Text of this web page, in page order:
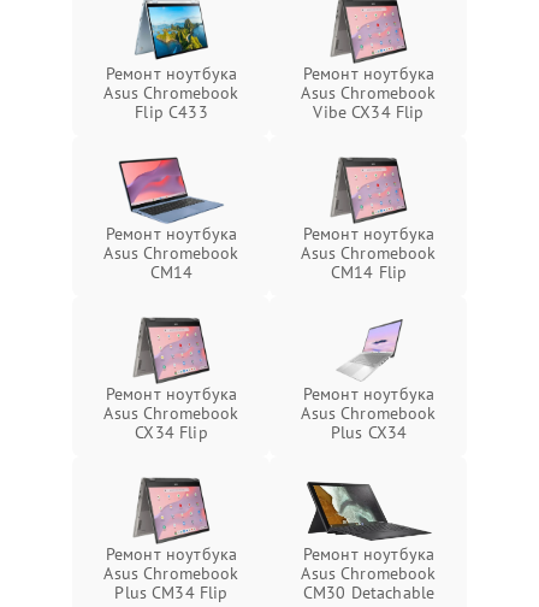
Ремонт ноутбука
Asus Chromebook
Flip C433
Ремонт ноутбука
Asus Chromebook
Vibe CX34 Flip
Ремонт ноутбука
Asus Chromebook
CM14
Ремонт ноутбука
Asus Chromebook
CM14 Flip
Ремонт ноутбука
Asus Chromebook
CX34 Flip
Ремонт ноутбука
Asus Chromebook
Plus CX34
Ремонт ноутбука
Asus Chromebook
Plus CM34 Flip
Ремонт ноутбука
Asus Chromebook
CM30 Detachable